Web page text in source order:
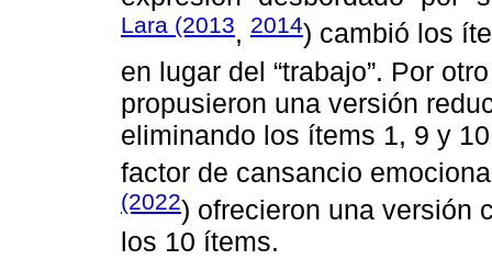
Lara (2013, 2014) cambió los
en lugar del “trabajo”. Por
propusieron una versión
eliminando los ítems 1, 9 y
factor de cansancio
(2022) ofrecieron una versión
los 10 ítems.